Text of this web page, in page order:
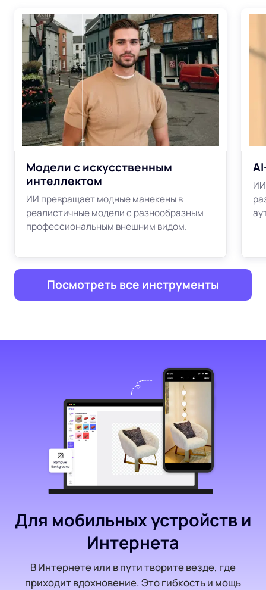
Модели с искусственным
интеллектом
ИИ превращает модные манекены в
реалистичные модели с разнообразным
профессиональным внешним видом.
Посмотреть все инструменты
Для мобильных устройств и
Интернета
В Интернете или в пути творите везде, где
приходит вдохновение. Это гибкость и мощь